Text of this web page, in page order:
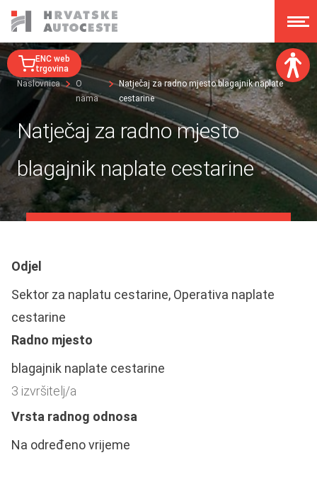
Veličina fonta:
A A A A
Disleksija:
ENC web
trgovina
Naslovnica
O
nama
Natječaj za radno mjesto blagajnik naplate
cestarine
Natječaj za radno mjesto
blagajnik naplate cestarine
Odjel
Sektor za naplatu cestarine, Operativa naplate
cestarine
Radno mjesto
blagajnik naplate cestarine
3 izvršitelj/a
Vrsta radnog odnosa
Na određeno vrijeme